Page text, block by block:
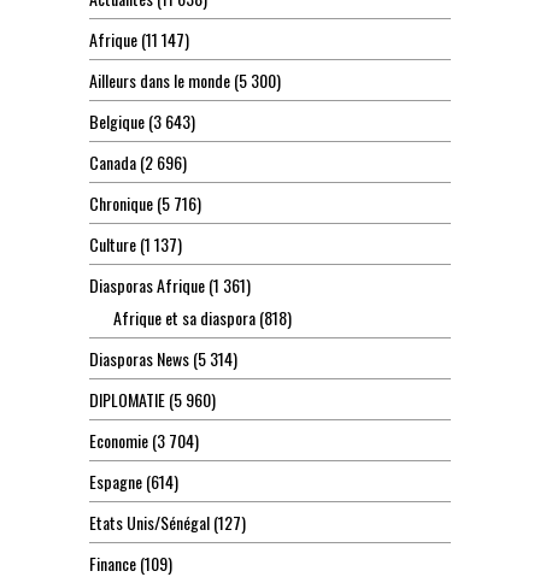
Afrique(11 147)
Ailleurs dans le monde(5 300)
Belgique(3 643)
Canada(2 696)
Chronique(5 716)
Culture(1 137)
Diasporas Afrique(1 361)
Afrique et sa diaspora(818)
Diasporas News(5 314)
DIPLOMATIE(5 960)
Economie(3 704)
Espagne(614)
Etats Unis/Sénégal(127)
Finance(109)